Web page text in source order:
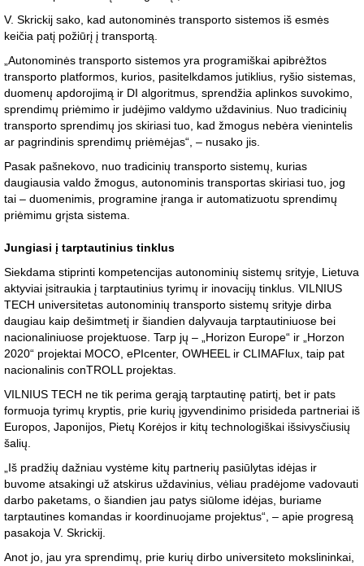
V. Skrickij sako, kad autonominės transporto sistemos iš esmės
keičia patį požiūrį į transportą.
„Autonominės transporto sistemos yra programiškai apibrėžtos
transporto platformos, kurios, pasitelkdamos jutiklius, ryšio sistemas,
duomenų apdorojimą ir DI algoritmus, sprendžia aplinkos suvokimo,
sprendimų priėmimo ir judėjimo valdymo uždavinius. Nuo tradicinių
transporto sprendimų jos skiriasi tuo, kad žmogus nebėra vienintelis
ar pagrindinis sprendimų priėmėjas“, – nusako jis.
Pasak pašnekovo, nuo tradicinių transporto sistemų, kurias
daugiausia valdo žmogus, autonominis transportas skiriasi tuo, jog
tai – duomenimis, programine įranga ir automatizuotu sprendimų
priėmimu grįsta sistema.
Jungiasi į tarptautinius tinklus
Siekdama stiprinti kompetencijas autonominių sistemų srityje, Lietuva
aktyviai įsitraukia į tarptautinius tyrimų ir inovacijų tinklus. VILNIUS
TECH universitetas autonominių transporto sistemų srityje dirba
daugiau kaip dešimtmetį ir šiandien dalyvauja tarptautiniuose bei
nacionaliniuose projektuose. Tarp jų – „Horizon Europe“ ir „Horzon
2020“ projektai MOCO, ePIcenter, OWHEEL ir CLIMAFlux, taip pat
nacionalinis conTROLL projektas.
VILNIUS TECH ne tik perima gerąją tarptautinę patirtį, bet ir pats
formuoja tyrimų kryptis, prie kurių įgyvendinimo prisideda partneriai iš
Europos, Japonijos, Pietų Korėjos ir kitų technologiškai išsivysčiusių
šalių.
„Iš pradžių dažniau vystėme kitų partnerių pasiūlytas idėjas ir
buvome atsakingi už atskirus uždavinius, vėliau pradėjome vadovauti
darbo paketams, o šiandien jau patys siūlome idėjas, buriame
tarptautines komandas ir koordinuojame projektus“, – apie progresą
pasakoja V. Skrickij.
Anot jo, jau yra sprendimų, prie kurių dirbo universiteto mokslininkai,